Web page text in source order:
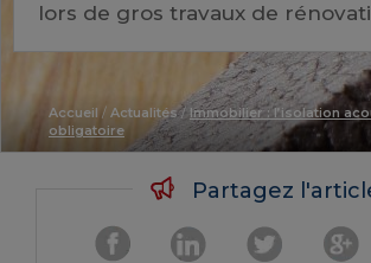
lors de gros travaux de
Accueil / Actualités/ Immobilier : l’isolation
obligatoire
Partagez